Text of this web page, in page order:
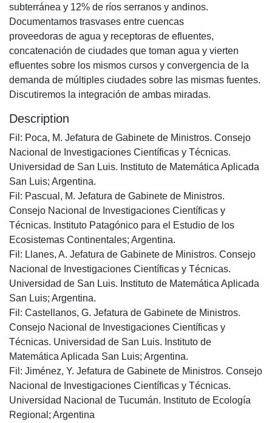
subterránea y 12% de ríos serranos y andinos.
Documentamos trasvases entre cuencas
proveedoras de agua y receptoras de efluentes,
concatenación de ciudades que toman agua y vierten
efluentes sobre los mismos cursos y convergencia de la
demanda de múltiples ciudades sobre las mismas fuentes.
Discutiremos la integración de ambas miradas.
Description
Fil: Poca, M. Jefatura de Gabinete de Ministros. Consejo
Nacional de Investigaciones Científicas y Técnicas.
Universidad de San Luis. Instituto de Matemática Aplicada
San Luis; Argentina.
Fil: Pascual, M. Jefatura de Gabinete de Ministros.
Consejo Nacional de Investigaciones Científicas y
Técnicas. Instituto Patagónico para el Estudio de los
Ecosistemas Continentales; Argentina.
Fil: Llanes, A. Jefatura de Gabinete de Ministros. Consejo
Nacional de Investigaciones Científicas y Técnicas.
Universidad de San Luis. Instituto de Matemática Aplicada
San Luis; Argentina.
Fil: Castellanos, G. Jefatura de Gabinete de Ministros.
Consejo Nacional de Investigaciones Científicas y
Técnicas. Universidad de San Luis. Instituto de
Matemática Aplicada San Luis; Argentina.
Fil: Jiménez, Y. Jefatura de Gabinete de Ministros. Consejo
Nacional de Investigaciones Científicas y Técnicas.
Universidad Nacional de Tucumán. Instituto de Ecología
Regional; Argentina